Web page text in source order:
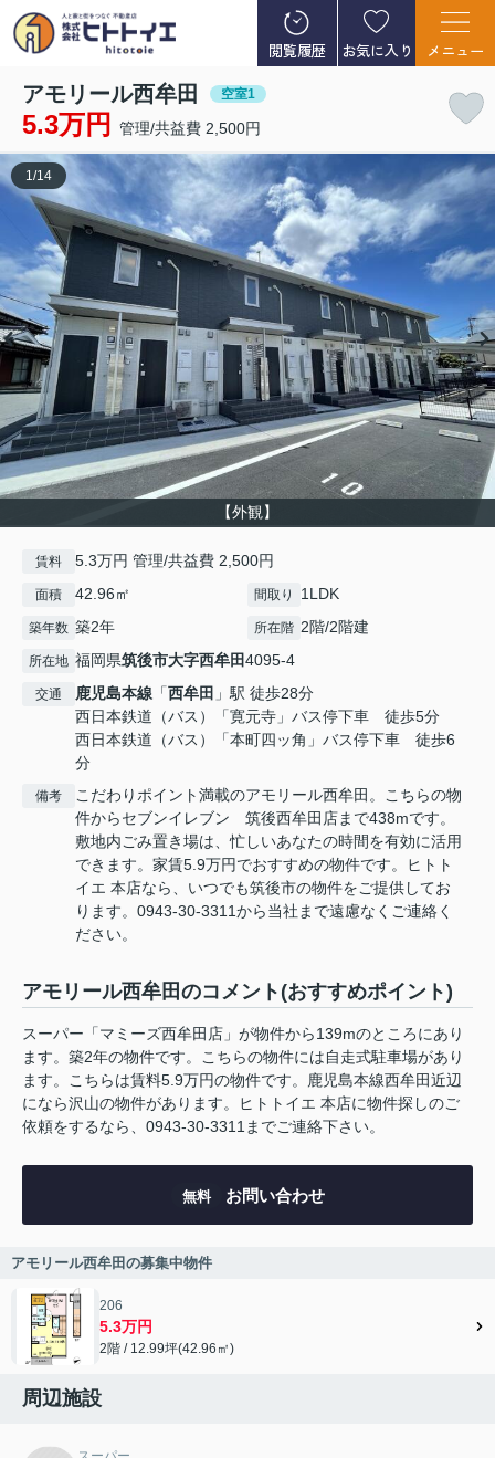
閲覧履歴 お気に入り メニュー
アモリール西牟田 空室1
5.3万円 管理/共益費 2,500円
【外観】
1 /14
賃料 5.3万円 管理/共益費 2,500円
面積 42.96㎡ 間取り 1LDK
築年数 築2年 所在階 2階/2階建
所在地 福岡県筑後市大字西牟田4095-4
交通 鹿児島本線 「西牟田 」駅 徒歩28分
西日本鉄道（バス）「寛元寺」バス停下車 徒歩5分
西日本鉄道（バス）「本町四ッ角」バス停下車 徒歩6
分
備考
こだわりポイント満載のアモリール西牟田。こちらの物
件からセブンイレブン 筑後西牟田店まで438mです。
敷地内ごみ置き場は、忙しいあなたの時間を有効に活用
できます。家賃5.9万円でおすすめの物件です。ヒトト
イエ 本店なら、いつでも筑後市の物件をご提供してお
ります。0943-30-3311から当社まで遠慮なくご連絡く
ださい。
アモリール西牟田のコメント(おすすめポイント)
スーパー「マミーズ西牟田店」が物件から139mのところにあり
ます。築2年の物件です。こちらの物件には自走式駐車場があり
ます。こちらは賃料5.9万円の物件です。鹿児島本線西牟田近辺
になら沢山の物件があります。ヒトトイエ 本店に物件探しのご
依頼をするなら、0943-30-3311までご連絡下さい。
無料 お問い合わせ
アモリール西牟田の募集中物件
206
5.3万円
2階 / 12.99坪(42.96㎡)
周辺施設